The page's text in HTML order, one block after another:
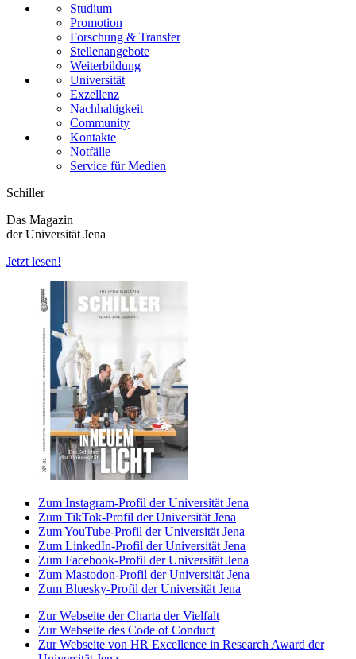
Studium
Promotion
Forschung & Transfer
Stellenangebote
Weiterbildung
Universität
Exzellenz
Nachhaltigkeit
Community
Kontakte
Notfälle
Service für Medien
Schiller
Das Magazin
der Universität Jena
Jetzt lesen!
Zum Instagram-Profil der Universität Jena
Zum TikTok-Profil der Universität Jena
Zum YouTube-Profil der Universität Jena
Zum LinkedIn-Profil der Universität Jena
Zum Facebook-Profil der Universität Jena
Zum Mastodon-Profil der Universität Jena
Zum Bluesky-Profil der Universität Jena
Zur Webseite der Charta der Vielfalt
Zur Webseite des Code of Conduct
Zur Webseite von HR Excellence in Research Award der